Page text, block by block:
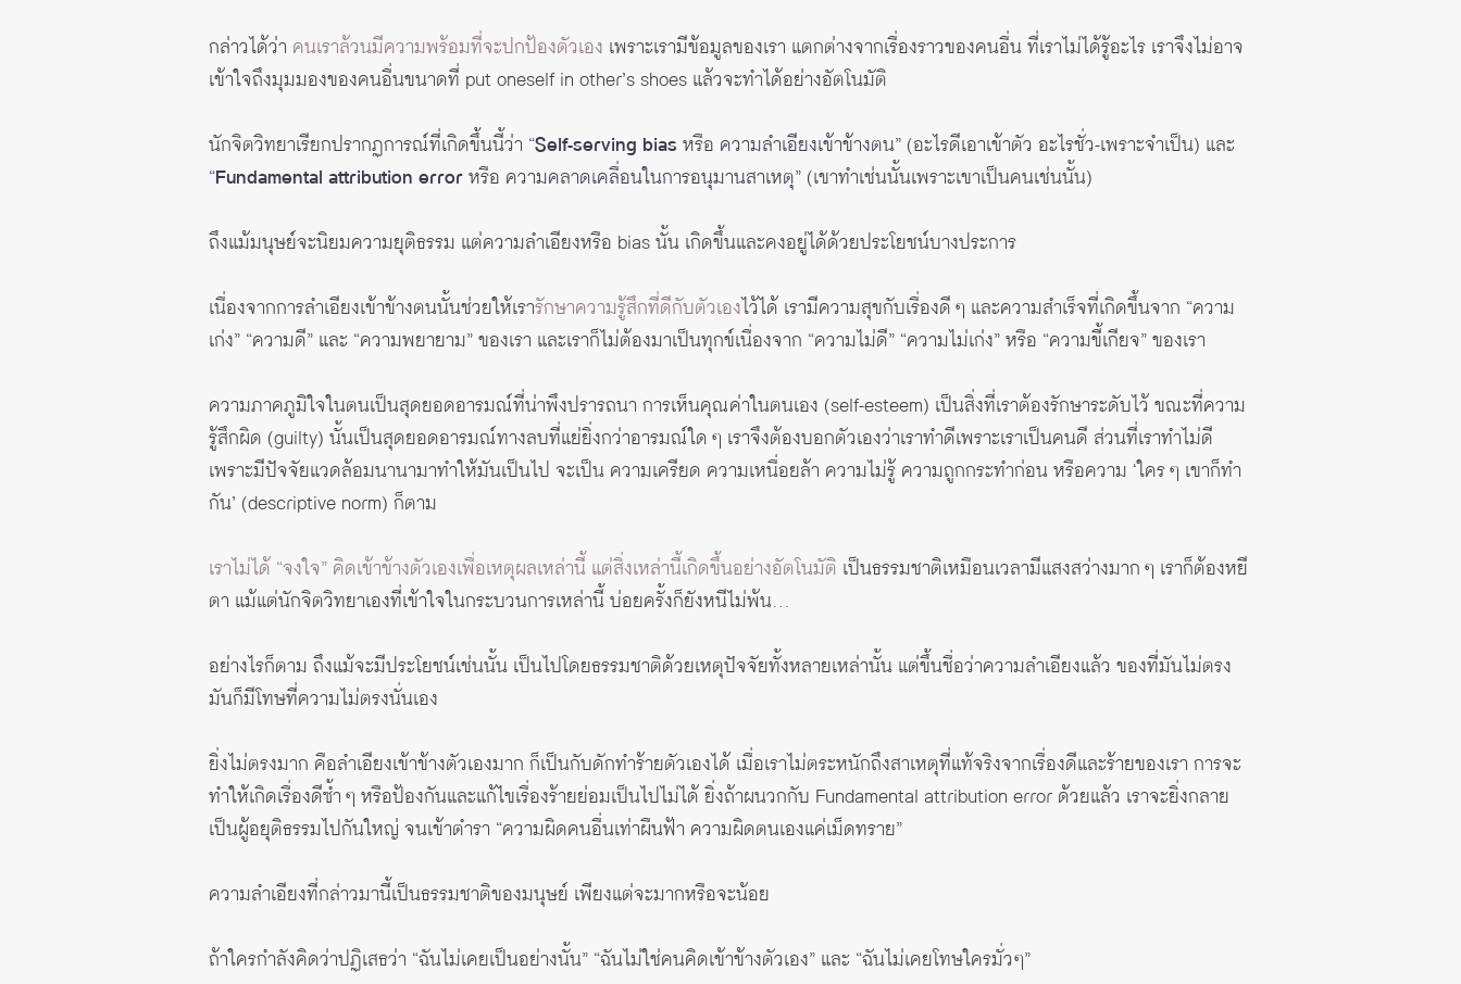
กล่าวได้ว่า คนเราล้วนมีความพร้อมที่จะปกป้องตัวเอง เพราะเรามีข้อมูลของเรา แตกต่างจากเรื่องราวของคนอื่น ที่เราไม่ได้รู้อะไร เราจึงไม่อาจ
เข้าใจถึงมุมมองของคนอื่นขนาดที่ put oneself in other’s shoes แล้วจะทำได้อย่างอัตโนมัติ
นักจิตวิทยาเรียกปรากฏการณ์ที่เกิดขึ้นนี้ว่า “Self-serving bias หรือ ความลำเอียงเข้าข้างตน” (อะไรดีเอาเข้าตัว อะไรชั่ว-เพราะจำเป็น) และ
“Fundamental attribution errorหรือ ความคลาดเคลื่อนในการอนุมานสาเหตุ” (เขาทำเช่นนั้นเพราะเขาเป็นคนเช่นนั้น)
ถึงแม้มนุษย์จะนิยมความยุติธรรม แต่ความลำเอียงหรือ bias นั้น เกิดขึ้นและคงอยู่ได้ด้วยประโยชน์บางประการ
เนื่องจากการลำเอียงเข้าข้างตนนั้นช่วยให้เรารักษาความรู้สึกที่ดีกับตัวเองไว้ได้ เรามีความสุขกับเรื่องดี ๆ และความสำเร็จที่เกิดขึ้นจาก “ความ
เก่ง” “ความดี” และ “ความพยายาม” ของเรา และเราก็ไม่ต้องมาเป็นทุกข์เนื่องจาก “ความไม่ดี” “ความไม่เก่ง” หรือ “ความขี้เกียจ” ของเรา
ความภาคภูมิใจในตนเป็นสุดยอดอารมณ์ที่น่าพึงปรารถนา การเห็นคุณค่าในตนเอง (self-esteem) เป็นสิ่งที่เราต้องรักษาระดับไว้ ขณะที่ความ
รู้สึกผิด (guilty) นั้นเป็นสุดยอดอารมณ์ทางลบที่แย่ยิ่งกว่าอารมณ์ใด ๆ เราจึงต้องบอกตัวเองว่าเราทำดีเพราะเราเป็นคนดี ส่วนที่เราทำไม่ดี
เพราะมีปัจจัยแวดล้อมนานามาทำให้มันเป็นไป จะเป็น ความเครียด ความเหนื่อยล้า ความไม่รู้ ความถูกกระทำก่อน หรือความ ‘ใคร ๆ เขาก็ทำ
กัน’ (descriptive norm) ก็ตาม
เราไม่ได้ “จงใจ” คิดเข้าข้างตัวเองเพื่อเหตุผลเหล่านี้ แต่สิ่งเหล่านี้เกิดขึ้นอย่างอัตโนมัติ เป็นธรรมชาติเหมือนเวลามีแสงสว่างมาก ๆ เราก็ต้องหยี
ตา แม้แต่นักจิตวิทยาเองที่เข้าใจในกระบวนการเหล่านี้ บ่อยครั้งก็ยังหนีไม่พ้น…
อย่างไรก็ตาม ถึงแม้จะมีประโยชน์เช่นนั้น เป็นไปโดยธรรมชาติด้วยเหตุปัจจัยทั้งหลายเหล่านั้น แต่ขึ้นชื่อว่าความลำเอียงแล้ว ของที่มันไม่ตรง
มันก็มีโทษที่ความไม่ตรงนั่นเอง
ยิ่งไม่ตรงมาก คือลำเอียงเข้าข้างตัวเองมาก ก็เป็นกับดักทำร้ายตัวเองได้ เมื่อเราไม่ตระหนักถึงสาเหตุที่แท้จริงจากเรื่องดีและร้ายของเรา การจะ
ทำให้เกิดเรื่องดีซ้ำ ๆ หรือป้องกันและแก้ไขเรื่องร้ายย่อมเป็นไปไม่ได้ ยิ่งถ้าผนวกกับ Fundamental attribution error ด้วยแล้ว เราจะยิ่งกลาย
เป็นผู้อยุติธรรมไปกันใหญ่ จนเข้าตำรา “ความผิดคนอื่นเท่าผืนฟ้า ความผิดตนเองแค่เม็ดทราย”
ความลำเอียงที่กล่าวมานี้เป็นธรรมชาติของมนุษย์ เพียงแต่จะมากหรือจะน้อย
ถ้าใครกำลังคิดว่าปฏิเสธว่า “ฉันไม่เคยเป็นอย่างนั้น” “ฉันไม่ใช่คนคิดเข้าข้างตัวเอง” และ “ฉันไม่เคยโทษใครมั่วๆ”